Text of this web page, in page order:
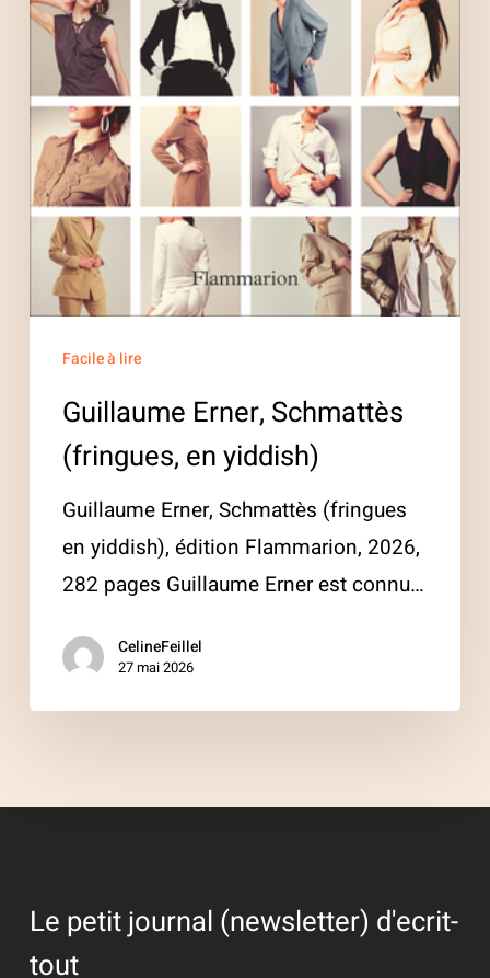
Facile à lire
Guillaume Erner, Schmattès
(fringues, en yiddish)
Guillaume Erner, Schmattès (fringues
en yiddish), édition Flammarion, 2026,
282 pages Guillaume Erner est connu…
CelineFeillel
27 mai 2026
Le petit journal (newsletter) d'ecrit-
tout